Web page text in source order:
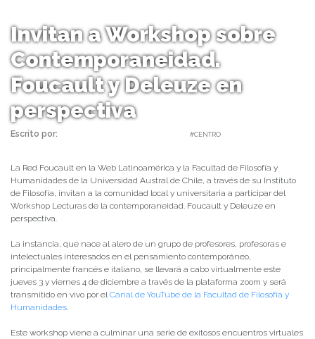
Invitan a Workshop sobre
Contemporaneidad.
Foucault y Deleuze en
perspectiva
Escrito por: #CENTRO
La Red Foucault en la Web Latinoamérica y la Facultad de Filosofía y
Humanidades de la Universidad Austral de Chile, a través de su Instituto
de Filosofía, invitan a la comunidad local y universitaria a participar del
Workshop Lecturas de la contemporaneidad. Foucault y Deleuze en
perspectiva.
La instancia, que nace al alero de un grupo de profesores, profesoras e
intelectuales interesados en el pensamiento contemporáneo,
principalmente francés e italiano, se llevará a cabo virtualmente este
jueves 3 y viernes 4 de diciembre a través de la plataforma zoom y será
transmitido en vivo por elCanal de YouTube de la Facultad de Filosofía y
Humanidades.
Este workshop viene a culminar una serie de exitosos encuentros virtuales